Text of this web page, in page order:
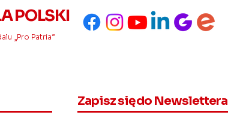
POLSKI
„Pro Patria”
Zapisz się do Newslettera